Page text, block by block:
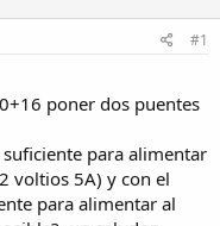
#1
poner dos puentes
para alimentar
voltios 5A) y con el
para alimentar al